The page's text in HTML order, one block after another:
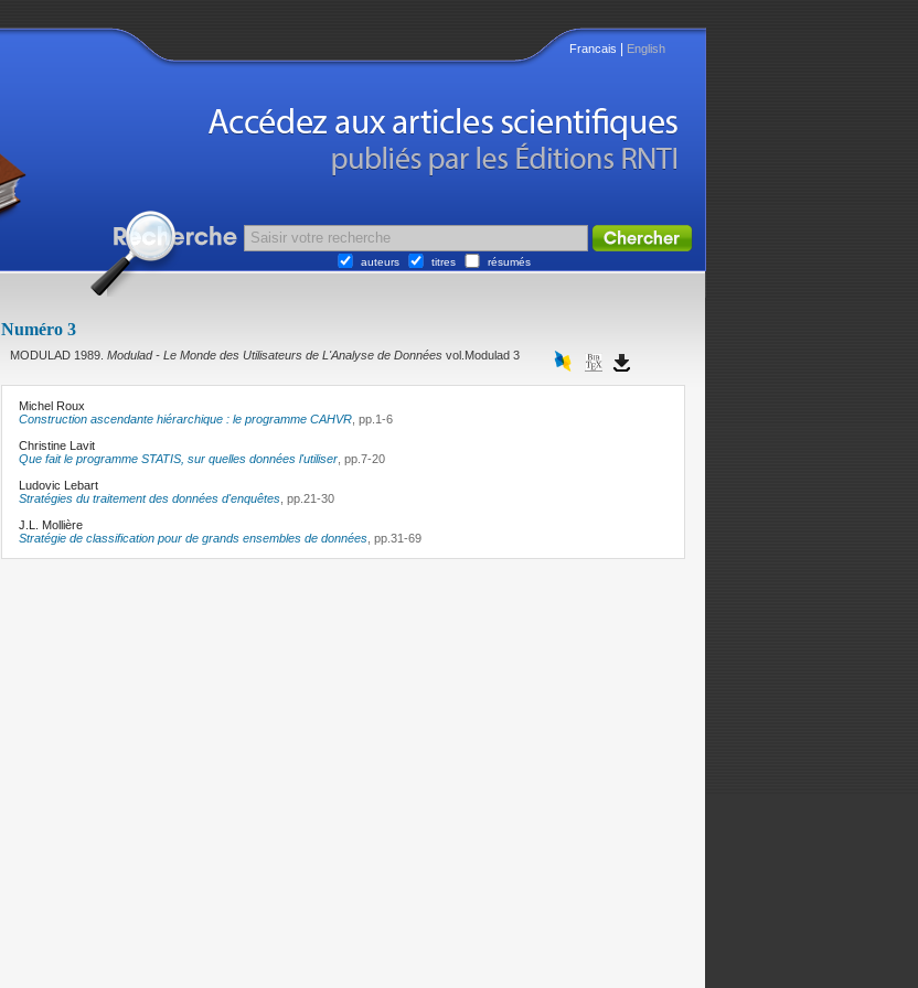
Francais English
auteurs titres résumés
Numéro 3
MODULAD 1989. Modulad - Le Monde des Utilisateurs de L'Analyse de Donnéesvol.Modulad 3
Michel Roux
Construction ascendante hiérarchique : le programme CAHVR, pp.1-6
Christine Lavit
Que fait le programme STATIS, sur quelles données l'utiliser, pp.7-20
Ludovic Lebart
Stratégies du traitement des données d'enquêtes, pp.21-30
J.L. Mollière
Stratégie de classification pour de grands ensembles de données, pp.31-69